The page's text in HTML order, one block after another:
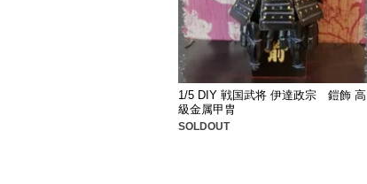
1/5 DIY 戦国武将 伊達政宗 鎧飾 高
級金属甲胄
SOLDOUT